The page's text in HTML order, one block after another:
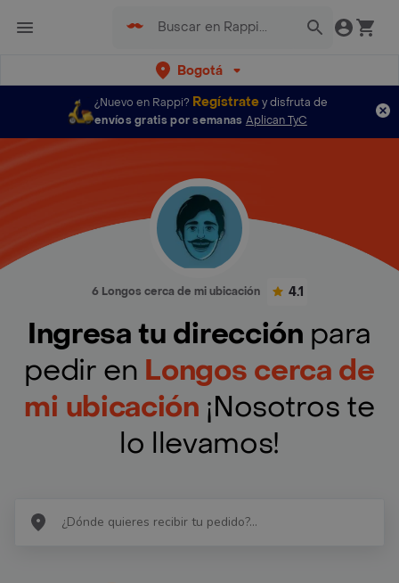
Bogotá
¿Nuevo en Rappi? Regístratey disfruta de
envíos gratis por semanas Aplican TyC
6 Longos cerca de mi ubicación 4.1
Ingresa tu dirección para
pedir en Longos cerca de
mi ubicación ¡Nosotros te
lo llevamos!